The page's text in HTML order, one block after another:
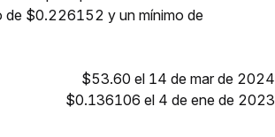
de $0.226152 y un mínimo de
$53.60 el 14 de mar de 2024
$0.136106 el 4 de ene de 2023